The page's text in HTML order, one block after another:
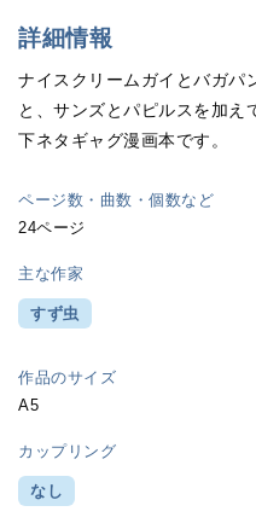
詳細情報
ナイスクリームガイとバガパ
と、サンズとパピルスを加え
下ネタギャグ漫画本です。
ページ数・曲数・個数など
24ページ
主な作家
すず虫
作品のサイズ
A5
カップリング
なし